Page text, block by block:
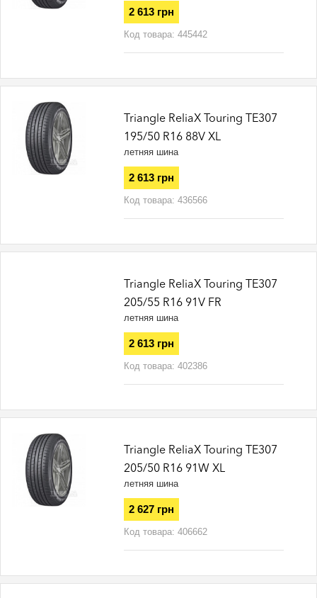
2 613 грн
Код товара:445442
Triangle ReliaX Touring TE307
195/50 R16 88V XL
летняя шина
2 613 грн
Код товара:436566
Triangle ReliaX Touring TE307
205/55 R16 91V FR
летняя шина
2 613 грн
Код товара:402386
Triangle ReliaX Touring TE307
205/50 R16 91W XL
летняя шина
2 627 грн
Код товара:406662